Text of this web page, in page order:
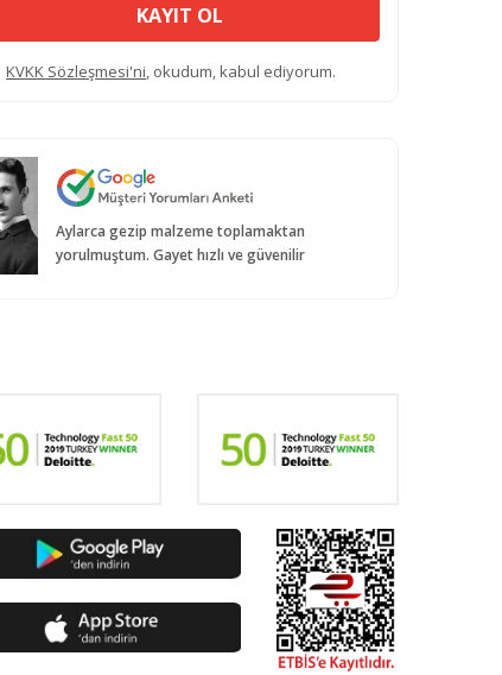
KAYIT OL
KVKK Sözleşmesi'ni, okudum, kabul ediyorum.
Aylarca gezip malzeme toplamaktan
yorulmuştum. Gayet hızlı ve güvenilir